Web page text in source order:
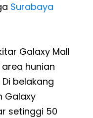
Surabaya
Galaxy Mall
hunian
belakang
Galaxy
setinggi 50